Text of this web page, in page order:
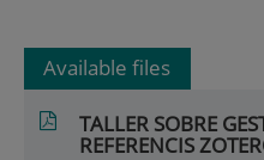
Available files
TALLER SOBRE
REFERENCIS